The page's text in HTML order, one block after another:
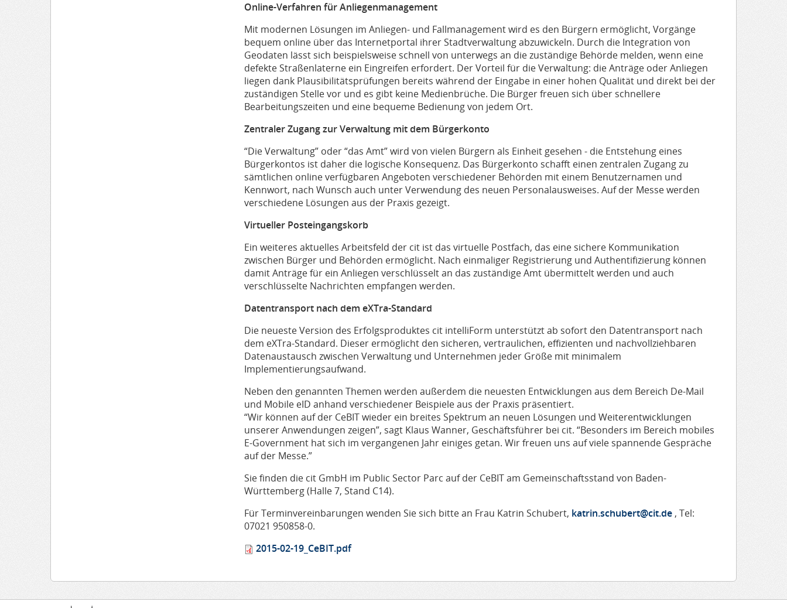
Online-Verfahren für Anliegenmanagement
Mit modernen Lösungen im Anliegen- und Fallmanagement wird es den Bürgern ermöglicht, Vorgänge
bequem online über das Internetportal ihrer Stadtverwaltung abzuwickeln. Durch die Integration von
Geodaten lässt sich beispielsweise schnell von unterwegs an die zuständige Behörde melden, wenn eine
defekte Straßenlaterne ein Eingreifen erfordert. Der Vorteil für die Verwaltung: die Anträge oder Anliegen
liegen dank Plausibilitätsprüfungen bereits während der Eingabe in einer hohen Qualität und direkt bei der
zuständigen Stelle vor und es gibt keine Medienbrüche. Die Bürger freuen sich über schnellere
Bearbeitungszeiten und eine bequeme Bedienung von jedem Ort.
Zentraler Zugang zur Verwaltung mit dem Bürgerkonto
“Die Verwaltung” oder “das Amt” wird von vielen Bürgern als Einheit gesehen - die Entstehung eines
Bürgerkontos ist daher die logische Konsequenz. Das Bürgerkonto schafft einen zentralen Zugang zu
sämtlichen online verfügbaren Angeboten verschiedener Behörden mit einem Benutzernamen und
Kennwort, nach Wunsch auch unter Verwendung des neuen Personalausweises. Auf der Messe werden
verschiedene Lösungen aus der Praxis gezeigt.
Virtueller Posteingangskorb
Ein weiteres aktuelles Arbeitsfeld der cit ist das virtuelle Postfach, das eine sichere Kommunikation
zwischen Bürger und Behörden ermöglicht. Nach einmaliger Registrierung und Authentifizierung können
damit Anträge für ein Anliegen verschlüsselt an das zuständige Amt übermittelt werden und auch
verschlüsselte Nachrichten empfangen werden.
Datentransport nach dem eXTra-Standard
Die neueste Version des Erfolgsproduktes cit intelliForm unterstützt ab sofort den Datentransport nach
dem eXTra-Standard. Dieser ermöglicht den sicheren, vertraulichen, effizienten und nachvollziehbaren
Datenaustausch zwischen Verwaltung und Unternehmen jeder Größe mit minimalem
Implementierungsaufwand.
Neben den genannten Themen werden außerdem die neuesten Entwicklungen aus dem Bereich De-Mail
und Mobile eID anhand verschiedener Beispiele aus der Praxis präsentiert.
“Wir können auf der CeBIT wieder ein breites Spektrum an neuen Lösungen und Weiterentwicklungen
unserer Anwendungen zeigen”, sagt Klaus Wanner, Geschäftsführer bei cit. “Besonders im Bereich mobiles
E-Government hat sich im vergangenen Jahr einiges getan. Wir freuen uns auf viele spannende Gespräche
auf der Messe.”
Sie finden die cit GmbH im Public Sector Parc auf der CeBIT am Gemeinschaftsstand von Baden-
Württemberg (Halle 7, Stand C14).
Für Terminvereinbarungen wenden Sie sich bitte an Frau Katrin Schubert, katrin.schubert@cit.de , Tel:
07021 950858-0.
2015-02-19_CeBIT.pdf